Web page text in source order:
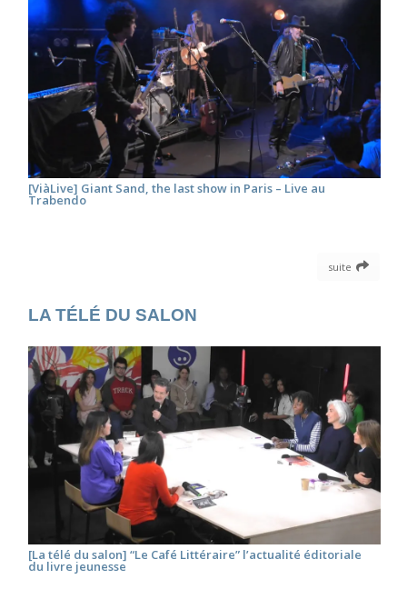
[ViàLive] Giant Sand, the last show in Paris – Live au
Trabendo
suite
LA TÉLÉ DU SALON
[La télé du salon] “Le Café Littéraire” l’actualité éditoriale
du livre jeunesse